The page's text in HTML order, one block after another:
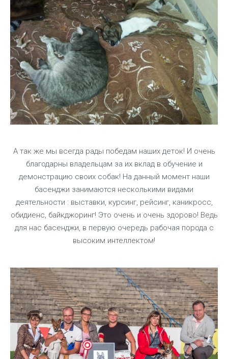
А так же мы всегда рады победам наших деток! И очень
благодарны владельцам за их вклад в обучение и
демонстрацию своих собак! На данный момент наши
басенджи занимаются несколькими видами
деятельности : выставки, курсинг, рейсинг, каникросс,
обидиенс, байкджоринг! Это очень и очень здорово! Ведь
для нас басенджи, в первую очередь рабочая порода с
высоким интеллектом!